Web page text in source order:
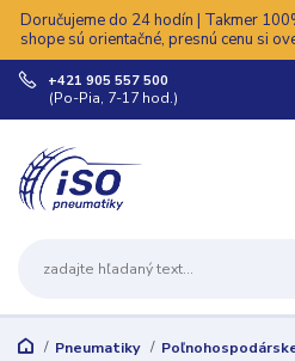
Doručujeme do 24 hodín | Takmer
shope sú orientačné, presnú cenu si
+421 905 557 500
(Po-Pia, 7-17 hod.)
Pneumatiky